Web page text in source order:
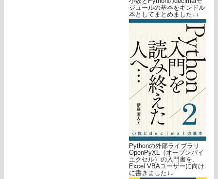
ジュールの基本をキンドル
本としてまとめました↓↓
Pythonの外部ライブラリ
OpenPyXL（オープンパイ
エクセル）の入門書を、
Excel VBAユーザーに向け
に書きました↓↓